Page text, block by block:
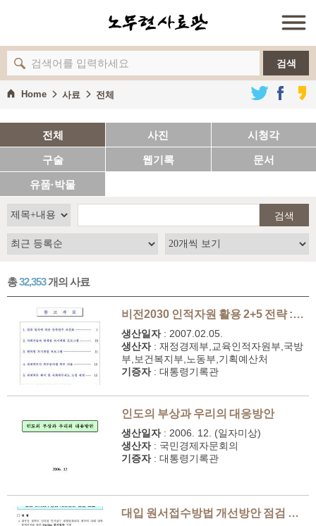
검색
Home 사료 전체
전체 사진 시청각
구술 웹기록 문서
유품·박물
검색
총32,353개의 사료
비전2030 인적자원 활용 2+5 전략 :참고자료
생산일자 : 2007.02.05.
생산자 : 재정경제부,교육인적자원부,국방
부,보건복지부,노동부,기획예산처
기증자 : 대통령기록관
인도의 부상과 우리의 대응방안
생산일자 : 2006. 12. (일자미상)
생산자 : 국민경제자문회의
기증자 : 대통령기록관
대입 원서접수방법 개선방안 점검 보고